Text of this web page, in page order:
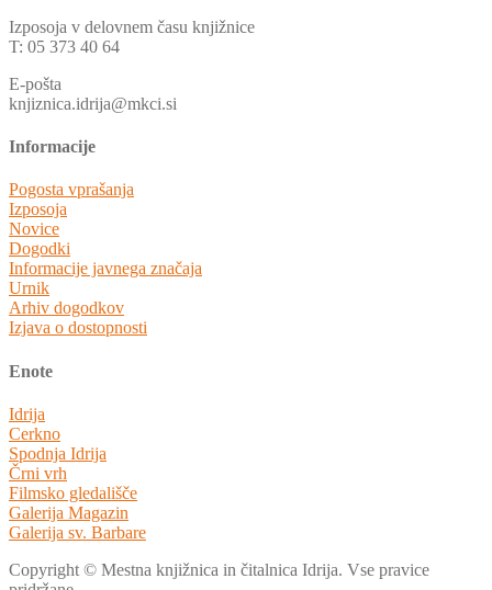
Izposoja v delovnem času knjižnice
T: 05 373 40 64
E-pošta
knjiznica.idrija@mkci.si
Informacije
Pogosta vprašanja
Izposoja
Novice
Dogodki
Informacije javnega značaja
Urnik
Arhiv dogodkov
Izjava o dostopnosti
Enote
Idrija
Cerkno
Spodnja Idrija
Črni vrh
Filmsko gledališče
Galerija Magazin
Galerija sv. Barbare
Copyright © Mestna knjižnica in čitalnica Idrija. Vse pravice